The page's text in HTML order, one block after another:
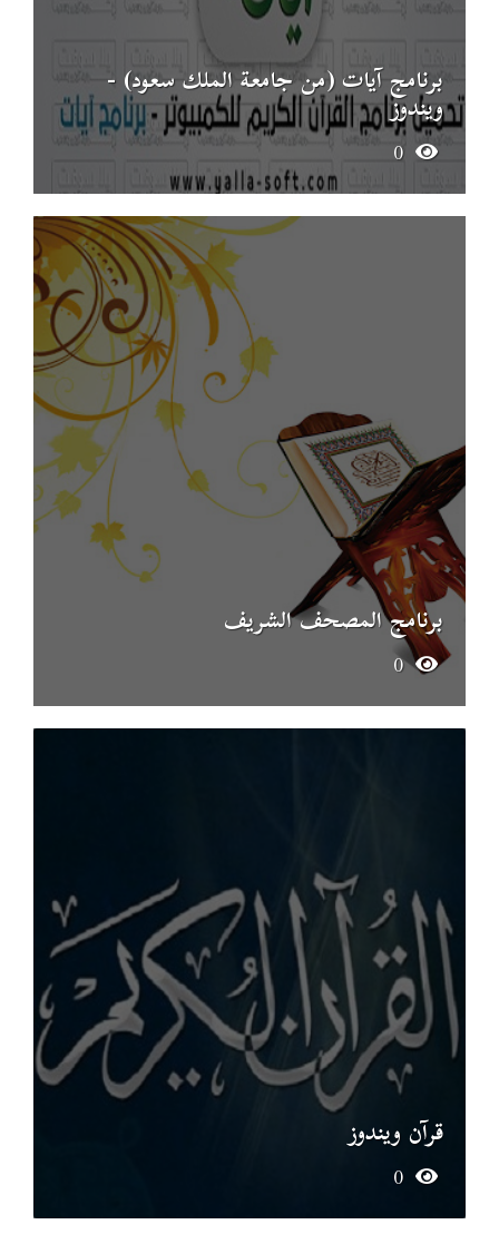
برنامج آيات (من جامعة الملك سعود) -
ويندوز
0
برنامج المصحف الشريف
0
قرآن ويندوز